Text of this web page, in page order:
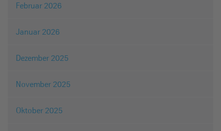
Februar 2026
Januar 2026
Dezember 2025
November 2025
Oktober 2025